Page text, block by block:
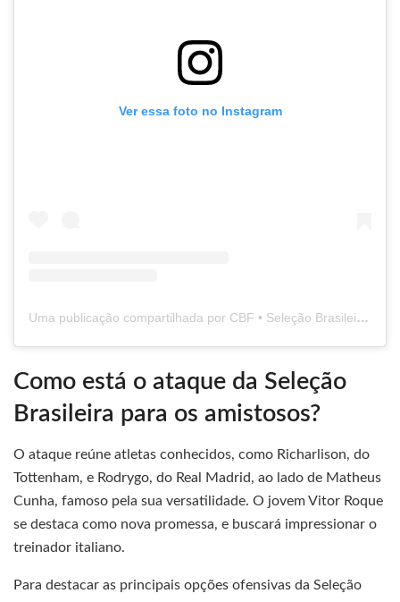
Ver essa foto no Instagram
Uma publicação compartilhada por CBF • Seleção Brasileira de Futebol (@brasil)
Como está o ataque da Seleção
Brasileira para os amistosos?
O ataque reúne atletas conhecidos, como Richarlison, do
Tottenham, e Rodrygo, do Real Madrid, ao lado de Matheus
Cunha, famoso pela sua versatilidade. O jovem Vitor Roque
se destaca como nova promessa, e buscará impressionar o
treinador italiano.
Para destacar as principais opções ofensivas da Seleção